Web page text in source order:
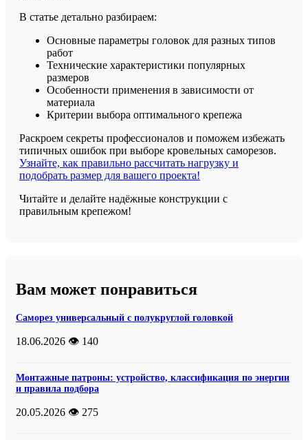
В статье детально разбираем:
Основные параметры головок для разных типов
работ
Технические характеристики популярных
размеров
Особенности применения в зависимости от
материала
Критерии выбора оптимального крепежа
Раскроем секреты профессионалов и поможем избежать
типичных ошибок при выборе кровельных саморезов.
Узнайте, как правильно рассчитать нагрузку и
подобрать размер для вашего проекта!
Читайте и делайте надёжные конструкции с
правильным крепежом!
Вам может понравиться
Саморез универсальный с полукруглой головкой
18.06.2026 👁️ 140
Монтажные патроны: устройство, классификация по энергии
и правила подбора
20.05.2026 👁️ 275